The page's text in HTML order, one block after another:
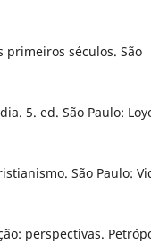
primeiros séculos. São
5. ed. São Paulo:
São Paulo:
perspectivas.